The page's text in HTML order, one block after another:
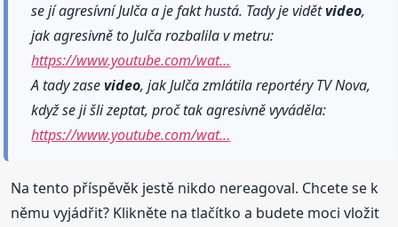
se jí agresívní Julča a je fakt hustá. Tady je vidětvideo,
jak agresivně to Julča rozbalila v metru:
https://www.youtube.com/wat…
A tady zasevideo, jak Julča zmlátila reportéry TV Nova,
když se ji šli zeptat, proč tak agresivně vyváděla:
https://www.youtube.com/wat…
Na tento příspěvěk jestě nikdo nereagoval. Chcete se k
němu vyjádřit? Klikněte na tlačítko a budete moci vložit